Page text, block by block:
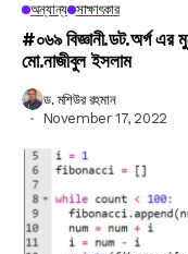
অন্যান্য সাক্ষাৎকার
#০৬৯ বিজ্ঞানী.ডট.অর্গ এর
মো.নাজীবুল ইসলাম
ড. মশিউর রহমান
November 17, 2022